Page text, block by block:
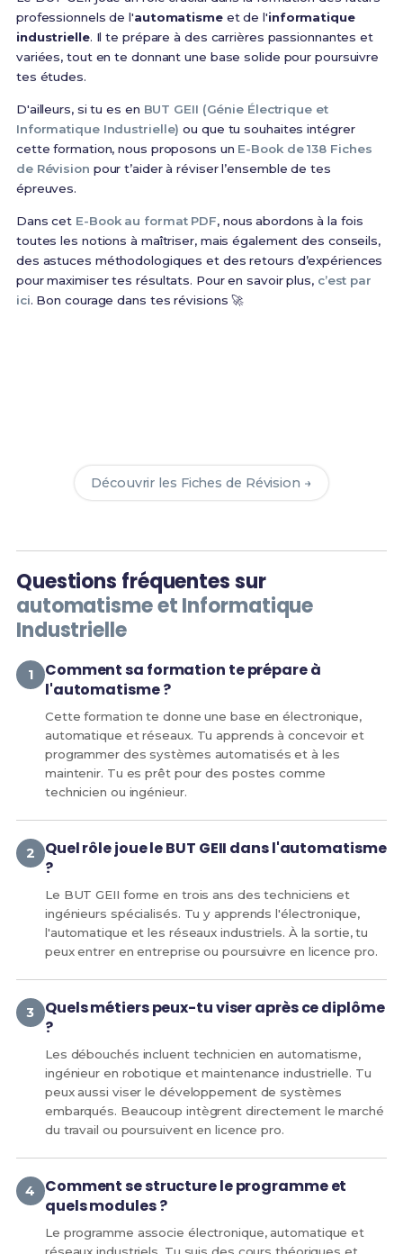
professionnels de l'automatismeet de l'informatique
industrielle. Il te prépare à des carrières passionnantes et
variées, tout en te donnant une base solide pour poursuivre
tes études.
D'ailleurs, si tu es en BUT GEII (Génie Électrique et
Informatique Industrielle) ou que tu souhaites intégrer
cette formation, nous proposons un E-Book de 138 Fiches
de Révision pour t’aider à réviser l’ensemble de tes
épreuves.
Dans cet E-Book au format PDF, nous abordons à la fois
toutes les notions à maîtriser, mais également des conseils,
des astuces méthodologiques et des retours d’expériences
pour maximiser tes résultats. Pour en savoir plus, c’est par
ici. Bon courage dans tes révisions 🚀
Découvrir les Fiches de Révision →
Questions fréquentes sur
automatisme et Informatique
Industrielle
Comment sa formation te prépare à
l'automatisme ?
Cette formation te donne une base en électronique,
automatique et réseaux. Tu apprends à concevoir et
programmer des systèmes automatisés et à les
maintenir. Tu es prêt pour des postes comme
technicien ou ingénieur.
Quel rôle joue le BUT GEII dans l'automatisme
?
Le BUT GEII forme en trois ans des techniciens et
ingénieurs spécialisés. Tu y apprends l'électronique,
l'automatique et les réseaux industriels. À la sortie, tu
peux entrer en entreprise ou poursuivre en licence pro.
Quels métiers peux-tu viser après ce diplôme
?
Les débouchés incluent technicien en automatisme,
ingénieur en robotique et maintenance industrielle. Tu
peux aussi viser le développement de systèmes
embarqués. Beaucoup intègrent directement le marché
du travail ou poursuivent en licence pro.
Comment se structure le programme et
quels modules ?
Le programme associe électronique, automatique et